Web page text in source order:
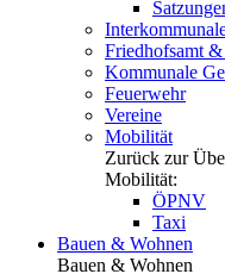
Friedhofsamt
Kommunale
Feuerwehr
Vereine
Mobilität
Zurück zur
Mobilität:
ÖPNV
Taxi
Bauen & Wohnen
Bauen & Wohnen